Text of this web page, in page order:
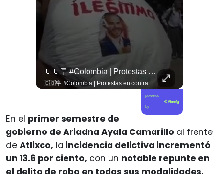
🇨🇴🪧 #Colombia | Protestas En Contra De La Toma De Posesión De Abelardo Son Lideradas Por Iván Cepeda
🇨🇴🪧 #Colombia | Protestas en contra de la toma de posesión de Abelardo son lideradas por Iván Cepeda
powered
by
En el primer semestre de
gobierno de Ariadna Ayala Camarillo al frente
de Atlixco, la incidencia delictiva incrementó
un 13.6 por ciento, con un notable repunte en
el delito de robo en todas sus modalidades.